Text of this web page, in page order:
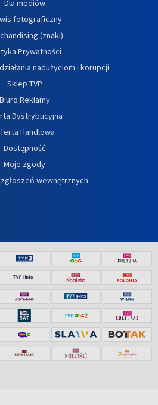
Dla mediów
fotograficzny
(znaki)
Prywatności
nadużyciom i korupcji
Sklep TVP
Biuro Reklamy
Dystrybucyjna
Handlowa
Dostępność
Moje zgody
wewnętrznych